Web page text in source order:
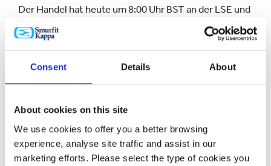
Consent Details About
About cookies on this site
We use cookies to offer you a better browsing
experience, analyse site traffic and assist in our
marketing efforts. Please select the type of cookies you
Der Handel hat heute um 8:00 Uhr BST an der LSE und
um 9:30 Uhr EDT an der NYSE begonnen, nachdem die
Glocken geläutet wurden.